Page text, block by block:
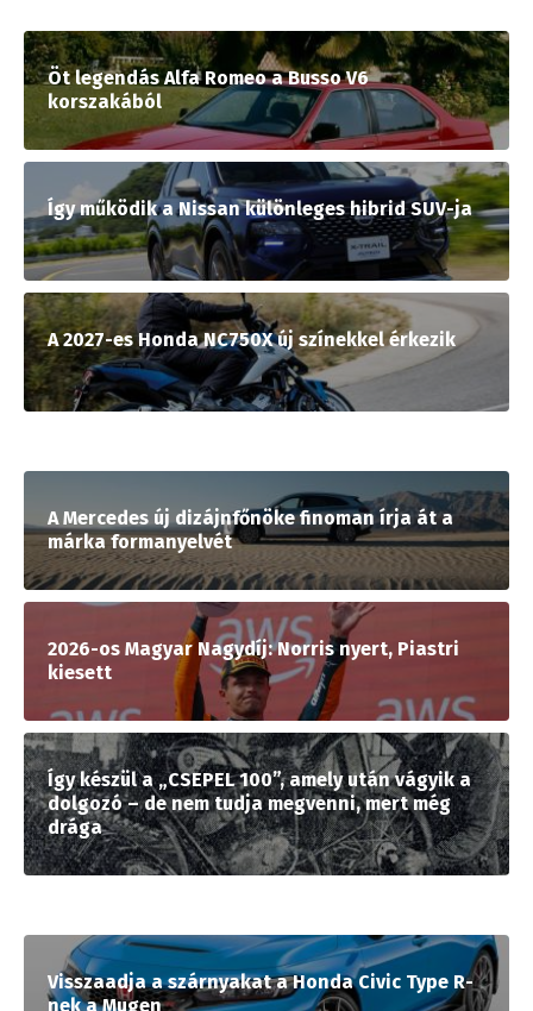
Öt legendás Alfa Romeo a Busso V6
korszakából
Így működik a Nissan különleges hibrid SUV-ja
A 2027-es Honda NC750X új színekkel érkezik
A Mercedes új dizájnfőnöke finoman írja át a
márka formanyelvét
2026-os Magyar Nagydíj: Norris nyert, Piastri
kiesett
Így készül a „CSEPEL 100”, amely után vágyik a
dolgozó – de nem tudja megvenni, mert még
drága
Visszaadja a szárnyakat a Honda Civic Type R-
nek a Mugen